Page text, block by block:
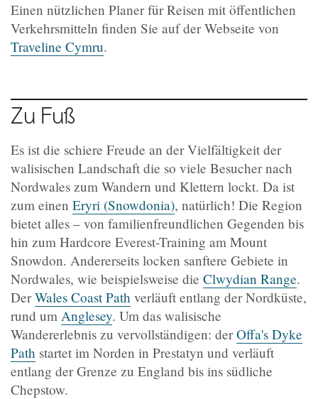
Einen nützlichen Planer für Reisen mit öffentlichen
Verkehrsmitteln finden Sie auf der Webseite von
Traveline Cymru.
Zu Fuß
Es ist die schiere Freude an der Vielfältigkeit der
walisischen Landschaft die so viele Besucher nach
Nordwales zum Wandern und Klettern lockt. Da ist
zum einen Eryri (Snowdonia), natürlich! Die Region
bietet alles – von familienfreundlichen Gegenden bis
hin zum Hardcore Everest-Training am Mount
Snowdon. Andererseits locken sanftere Gebiete in
Nordwales, wie beispielsweise die Clwydian Range.
DerWales Coast Path verläuft entlang der Nordküste,
rund um Anglesey. Um das walisische
Wandererlebnis zu vervollständigen: derOffa's Dyke
Path startet im Norden in Prestatyn und verläuft
entlang der Grenze zu England bis ins südliche
Chepstow.